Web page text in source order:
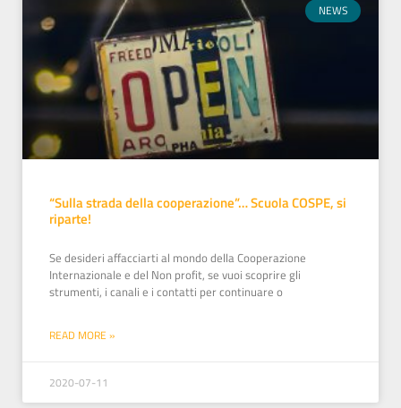
NEWS
“Sulla strada della cooperazione”… Scuola COSPE, si
riparte!
Se desideri affacciarti al mondo della Cooperazione
Internazionale e del Non profit, se vuoi scoprire gli
strumenti, i canali e i contatti per continuare o
READ MORE »
2020-07-11